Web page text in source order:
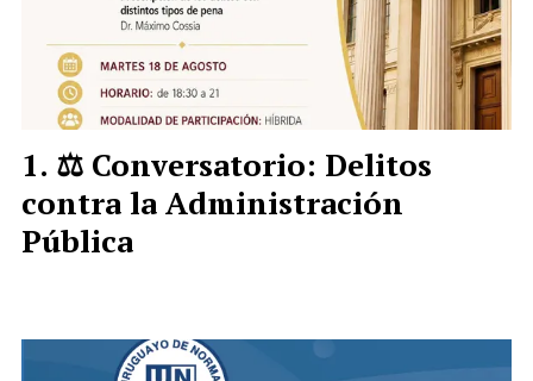
⚖️ Conversatorio: Delitos
contra la Administración
Pública